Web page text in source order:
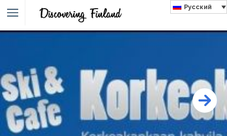
Русский